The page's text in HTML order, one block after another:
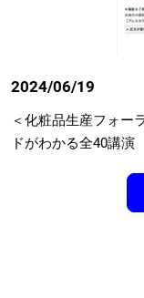
2024/06/19
＜化粧品⽣産フォー
ドがわかる全40講演